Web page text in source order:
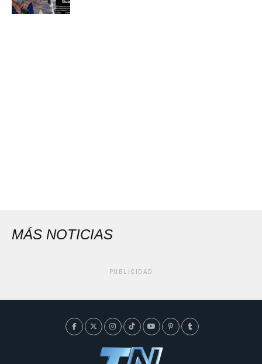
MÁS NOTICIAS
PUBLICIDAD